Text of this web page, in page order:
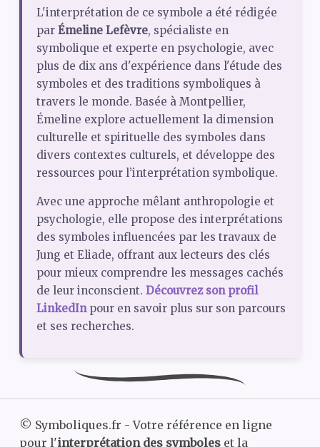
L'interprétation de ce symbole a été rédigée
par Émeline Lefèvre, spécialiste en
symbolique et experte en psychologie, avec
plus de dix ans d'expérience dans l'étude des
symboles et des traditions symboliques à
travers le monde. Basée à Montpellier,
Émeline explore actuellement la dimension
culturelle et spirituelle des symboles dans
divers contextes culturels, et développe des
ressources pour l’interprétation symbolique.
Avec une approche mêlant anthropologie et
psychologie, elle propose des interprétations
des symboles influencées par les travaux de
Jung et Eliade, offrant aux lecteurs des clés
pour mieux comprendre les messages cachés
de leur inconscient. Découvrez son profil
LinkedInpour en savoir plus sur son parcours
et ses recherches.
© Symboliques.fr - Votre référence en ligne
pour l'interprétation des symboleset la